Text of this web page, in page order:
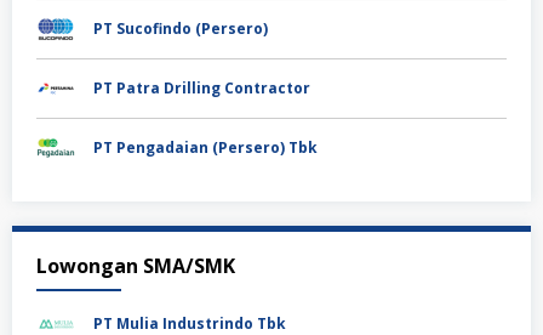
PT Sucofindo (Persero)
PT Patra Drilling Contractor
PT Pengadaian (Persero) Tbk
Lowongan SMA/SMK
PT Mulia Industrindo Tbk